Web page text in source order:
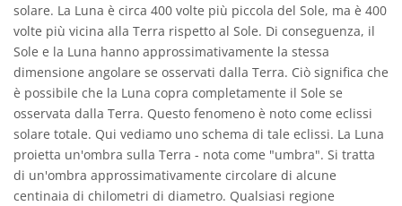
solare. La Luna è circa 400 volte più piccola del Sole, ma è 400
volte più vicina alla Terra rispetto al Sole. Di conseguenza, il
Sole e la Luna hanno approssimativamente la stessa
dimensione angolare se osservati dalla Terra. Ciò significa che
è possibile che la Luna copra completamente il Sole se
osservata dalla Terra. Questo fenomeno è noto come eclissi
solare totale. Qui vediamo uno schema di tale eclissi. La Luna
proietta un'ombra sulla Terra - nota come "umbra". Si tratta
di un'ombra approssimativamente circolare di alcune
centinaia di chilometri di diametro. Qualsiasi regione